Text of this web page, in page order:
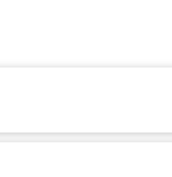
馬達，一直到交叉滾柱軸承、滾柱、齒條齒輪等零組